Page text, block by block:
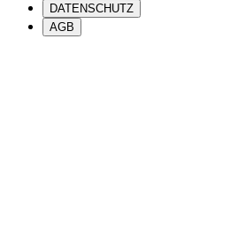
DATENSCHUTZ
AGB